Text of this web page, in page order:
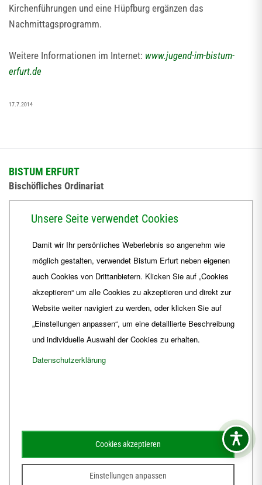
Kirchenführungen und eine Hüpfburg ergänzen das
Nachmittagsprogramm.
Weitere Informationen im Internet: www.jugend-im-bistum-
erfurt.de
17.7.2014
BISTUM ERFURT
Bischöfliches Ordinariat
+49 361 6572-444
ordinariat Bistum-Erfurt.de
Schematismus Amtsblatt
Unsere Seite verwendet Cookies
Damit wir Ihr persönliches Weberlebnis so angenehm wie
möglich gestalten, verwendet Bistum Erfurt neben eigenen
auch Cookies von Drittanbietern. Klicken Sie auf „Cookies
akzeptieren“ um alle Cookies zu akzeptieren und direkt zur
Website weiter navigiert zu werden, oder klicken Sie auf
„Einstellungen anpassen“, um eine detaillierte Beschreibung
und individuelle Auswahl der Cookies zu erhalten.
Datenschutzerklärung
Einstellungen anpassen
Cookies akzeptieren